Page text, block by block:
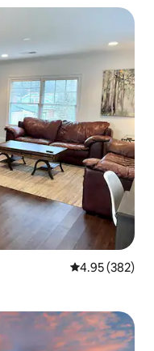
평점 4.95점(5
4.95 (382)